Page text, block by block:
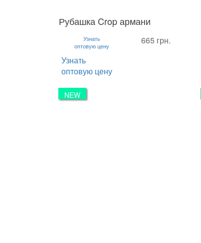
S M L
Рубашка Crop армани
Узнать
оптовую цену
Узнать
оптовую цену
665 грн.
NEW